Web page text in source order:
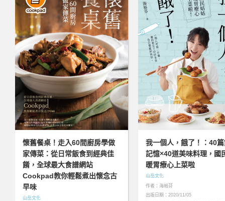
懷舊餐桌！走入60間廚房學做
家傳菜：從日常飯食到經典佳
餚，全球最大食譜網站
Cookpad教你輕鬆煮出懷念古
早味
山岳文化
我一個人，餓了！：40
記憶×40道美味料理，國
暖胃療心上菜啦
山岳文化
作者：海裕芬
出版日期：2020/11/05